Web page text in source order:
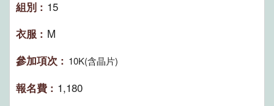
15
M
10K(含晶片)
1,180